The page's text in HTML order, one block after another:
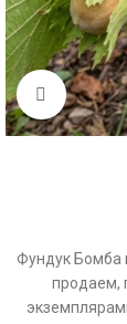
Click to
Фундук Бомба
продаем,